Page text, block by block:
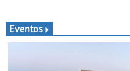
Eventos